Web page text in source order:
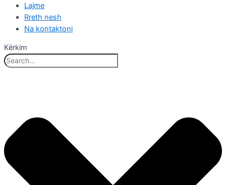
Lajme
Rreth nesh
Na kontaktoni
Kërkim